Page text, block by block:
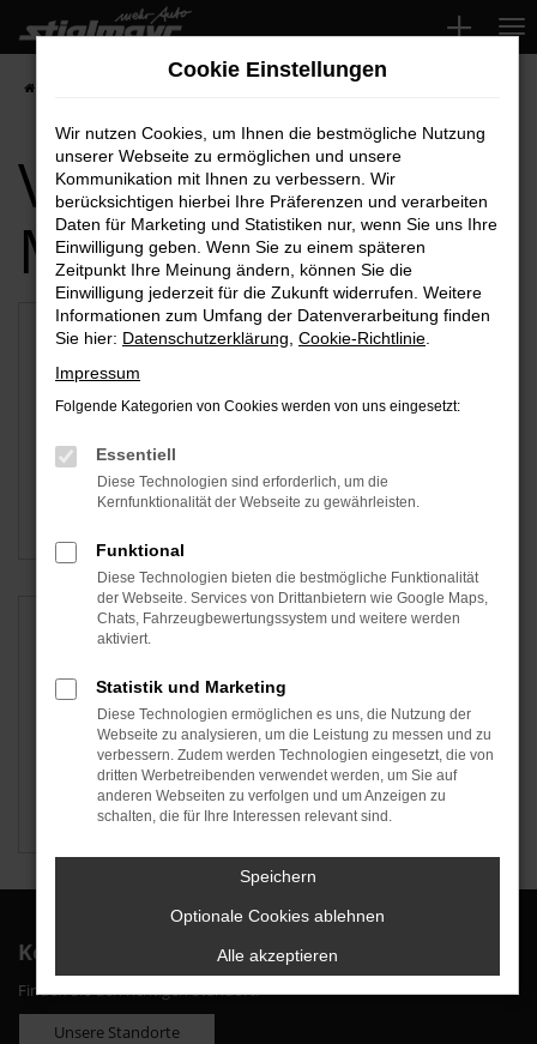
Zum
Hauptinhalt
springen
Verfügbare
Marken
Škoda
Kontakt
Finden Sie den richtigen Standort:
Unsere Standorte
Cookie Einstellungen
Wir nutzen Cookies, um Ihnen die bestmögliche Nutzung
unserer Webseite zu ermöglichen und unsere
Kommunikation mit Ihnen zu verbessern. Wir
berücksichtigen hierbei Ihre Präferenzen und verarbeiten
Daten für Marketing und Statistiken nur, wenn Sie uns Ihre
Einwilligung geben. Wenn Sie zu einem späteren
Zeitpunkt Ihre Meinung ändern, können Sie die
Einwilligung jederzeit für die Zukunft widerrufen. Weitere
Informationen zum Umfang der Datenverarbeitung finden
Sie hier: Datenschutzerklärung Cookie-Richtlinie
Impressum
Folgende Kategorien von Cookies werden von uns eingesetzt:
Essentiell
Diese Technologien sind erforderlich, um die
Kernfunktionalität der Webseite zu gewährleisten.
Funktional
Diese Technologien bieten die bestmögliche Funktionalität
der Webseite. Services von Drittanbietern wie Google Maps,
Chats, Fahrzeugbewertungssystem und weitere werden
aktiviert.
Statistik und Marketing
Diese Technologien ermöglichen es uns, die Nutzung der
Webseite zu analysieren, um die Leistung zu messen und zu
verbessern. Zudem werden Technologien eingesetzt, die von
dritten Werbetreibenden verwendet werden, um Sie auf
anderen Webseiten zu verfolgen und um Anzeigen zu
schalten, die für Ihre Interessen relevant sind.
Speichern
Optionale Cookies ablehnen
Alle akzeptieren